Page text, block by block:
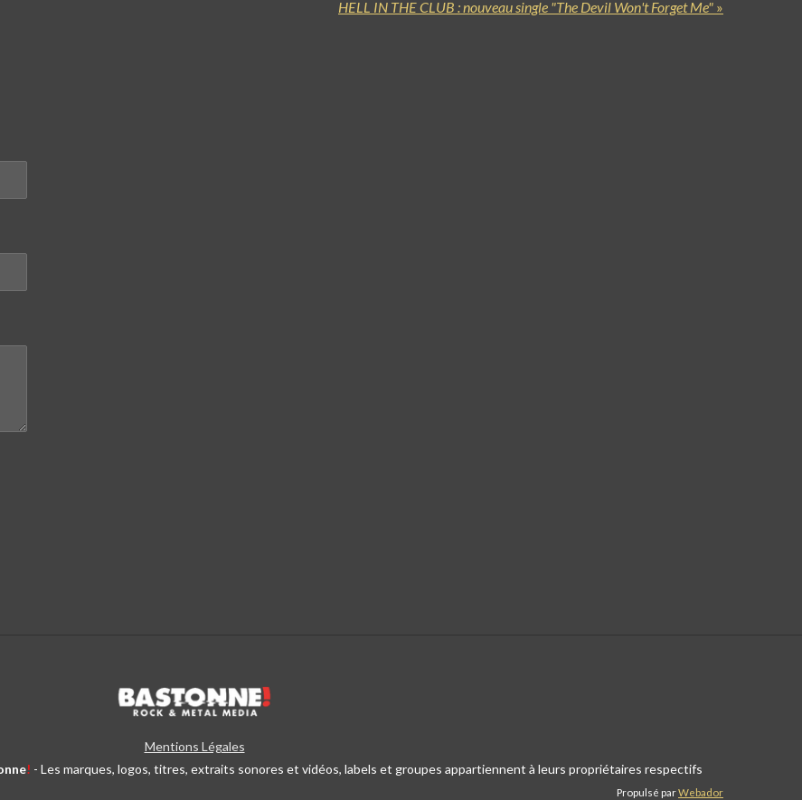
HELL IN THE CLUB : nouveau single "The Devil Won't Forget Me" »
Mentions Légales
! - Les marques, logos, titres, extraits sonores et vidéos, labels et groupes appartiennent à leurs propriétaires respectifs
Propulsé parWebador